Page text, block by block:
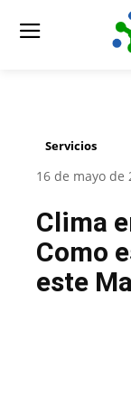
Servicios
16 de mayo de
Clima
Como
este